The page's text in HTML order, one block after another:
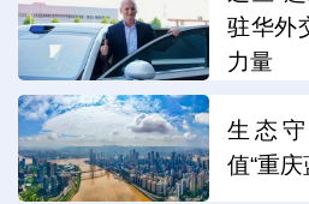
驻华外
力量
生态
值“重庆